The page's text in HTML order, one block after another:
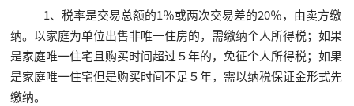
1、税率是交易总额的1％或两次交易差的20％，由卖方缴
纳。以家庭为单位出售非唯一住房的，需缴纳个人所得税；如果
是家庭唯一住宅且购买时间超过５年的，免征个人所得税；如果
是家庭唯一住宅但是购买时间不足５年，需以纳税保证金形式先
缴纳。